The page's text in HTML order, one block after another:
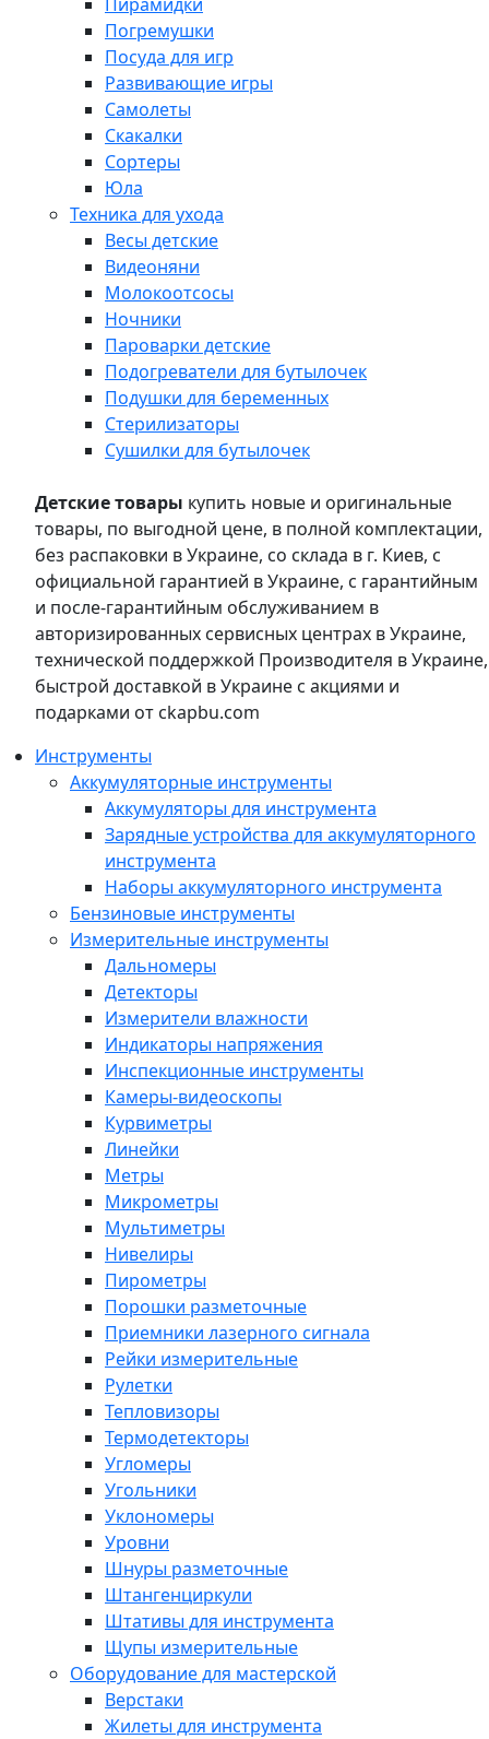
Погремушки
Посуда для игр
Развивающие игры
Самолеты
Скакалки
Сортеры
Юла
Техника для ухода
Весы детские
Видеоняни
Молокоотсосы
Ночники
Пароварки детские
Подогреватели для бутылочек
Подушки для беременных
Стерилизаторы
Сушилки для бутылочек
Детские товары купить новые и оригинальные
товары, по выгодной цене, в полной комплектации,
без распаковки в Украине, со склада в г. Киев, с
официальной гарантией в Украине, с гарантийным
и после-гарантийным обслуживанием в
авторизированных сервисных центрах в Украине,
технической поддержкой Производителя в Украине,
быстрой доставкой в Украине с акциями и
подарками от ckapbu.com
Инструменты
Аккумуляторные инструменты
Аккумуляторы для инструмента
Зарядные устройства для аккумуляторного
инструмента
Наборы аккумуляторного инструмента
Бензиновые инструменты
Измерительные инструменты
Дальномеры
Детекторы
Измерители влажности
Индикаторы напряжения
Инспекционные инструменты
Камеры-видеоскопы
Курвиметры
Линейки
Метры
Микрометры
Мультиметры
Нивелиры
Пирометры
Порошки разметочные
Приемники лазерного сигнала
Рейки измерительные
Рулетки
Тепловизоры
Термодетекторы
Угломеры
Угольники
Уклономеры
Уровни
Шнуры разметочные
Штангенциркули
Штативы для инструмента
Щупы измерительные
Оборудование для мастерской
Верстаки
Жилеты для инструмента